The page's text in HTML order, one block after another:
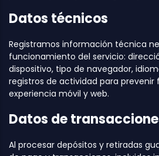
Datos técnicos
Registramos información técnica
funcionamiento del servicio:
dispositivo, tipo de navegador,
registros de actividad para prevenir
experiencia móvil y web.
Datos de
Al procesar depósitos y retiradas